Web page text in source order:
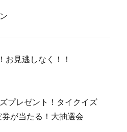
お見逃しなく！！
プレゼント！タイクイズ
が当たる！大抽選会